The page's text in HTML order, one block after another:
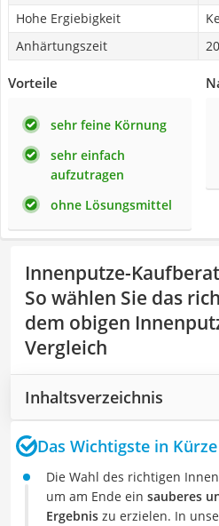
Hohe Ergiebigkeit
Anhärtungszeit
Vorteile
sehr feine Körnung
sehr einfach
aufzutragen
ohne Lösungsmittel
Innenputze-
So wählen Sie das
dem obigen
Vergleich
Inhaltsverzeichnis
Das Wichtigste in Kürze
Die Wahl des richtigen
um am Ende ein sauberes
Ergebnis zu erzielen. In